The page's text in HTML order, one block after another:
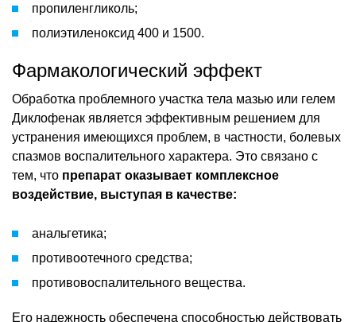
пропиленгликоль;
полиэтиленоксид 400 и 1500.
Фармакологический эффект
Обработка проблемного участка тела мазью или гелем
Диклофенак является эффективным решением для
устранения имеющихся проблем, в частности, болевых
спазмов воспалительного характера. Это связано с
тем, что препарат оказывает комплексное
воздействие, выступая в качестве:
анальгетика;
противоотечного средства;
противовоспалительного вещества.
Его надежность обеспечена способностью действовать